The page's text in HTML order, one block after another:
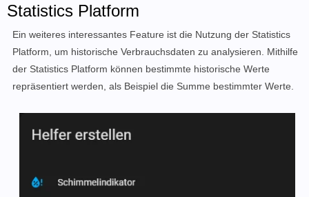
Statistics Platform
Ein weiteres interessantes Feature ist die Nutzung der Statistics
Platform, um historische Verbrauchsdaten zu analysieren. Mithilfe
der Statistics Platform können bestimmte historische Werte
repräsentiert werden, als Beispiel die Summe bestimmter Werte.